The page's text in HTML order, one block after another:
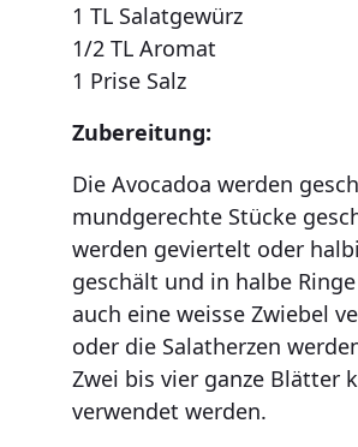
1 TL Salatgewürz
1/2 TL Aromat
1 Prise Salz
Zubereitung:
Die Avocadoa werden
mundgerechte Stücke
werden geviertelt oder
geschält und in halbe
auch eine weisse Zwiebel
oder die Salatherzen
Zwei bis vier ganze Blätter
verwendet werden.